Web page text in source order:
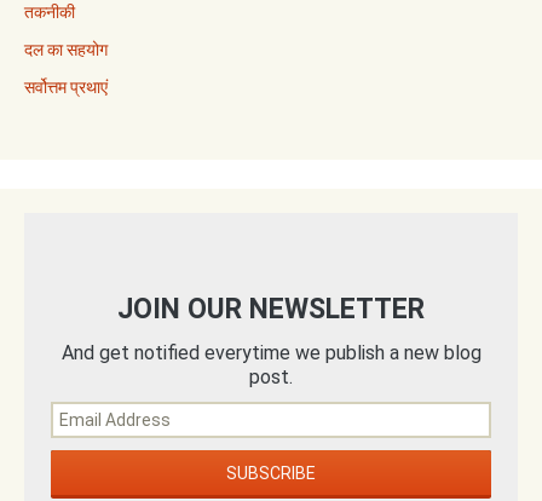
तकनीकी
दल का सहयोग
सर्वोत्तम प्रथाएं
JOIN OUR NEWSLETTER
And get notified everytime we publish a new blog
post.